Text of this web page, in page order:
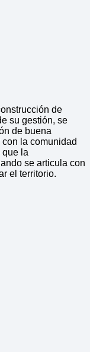
de
su gestión, se
de buena
la comunidad
que la
se articula con
el territorio.